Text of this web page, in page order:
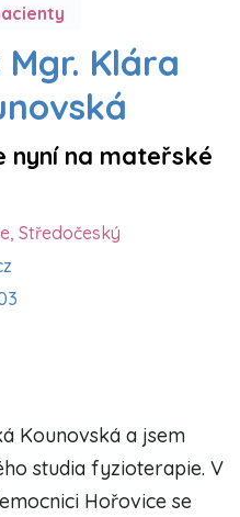
Klára
nyní na mateřské
Středočeský
Kounovská a jsem
studia fyzioterapie. V
Hořovice se